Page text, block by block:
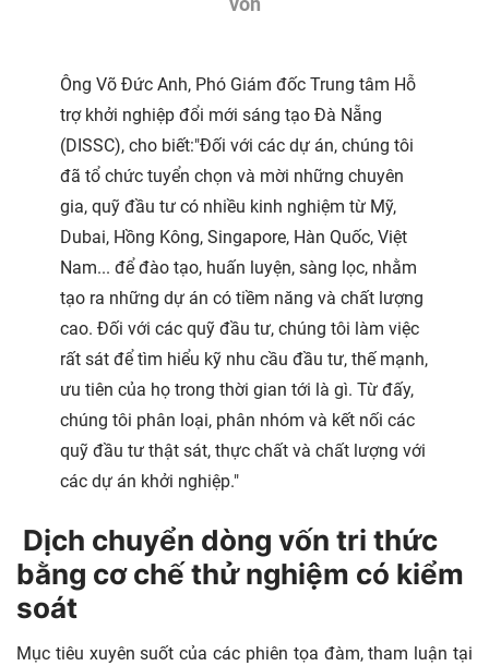
Ông Võ Đức Anh, Phó Giám đốc Trung tâm Hỗ
trợ khởi nghiệp đổi mới sáng tạo Đà Nẵng
(DISSC), cho biết:"Đối với các dự án, chúng tôi
đã tổ chức tuyển chọn và mời những chuyên
gia, quỹ đầu tư có nhiều kinh nghiệm từ Mỹ,
Dubai, Hồng Kông, Singapore, Hàn Quốc, Việt
Nam... để đào tạo, huấn luyện, sàng lọc, nhằm
tạo ra những dự án có tiềm năng và chất lượng
cao. Đối với các quỹ đầu tư, chúng tôi làm việc
rất sát để tìm hiểu kỹ nhu cầu đầu tư, thế mạnh,
ưu tiên của họ trong thời gian tới là gì. Từ đấy,
chúng tôi phân loại, phân nhóm và kết nối các
quỹ đầu tư thật sát, thực chất và chất lượng với
các dự án khởi nghiệp."
Dịch chuyển dòng vốn tri thức
bằng cơ chế thử nghiệm có kiểm
soát
Mục tiêu xuyên suốt của các phiên tọa đàm, tham luận tại